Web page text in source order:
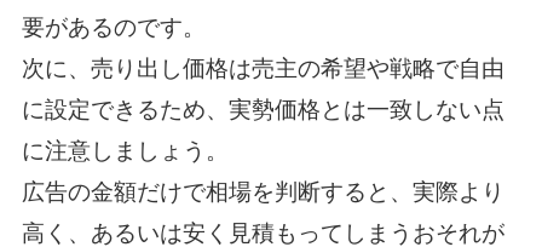
要があるのです。
次に、売り出し価格は売主の希望や戦略で自由
に設定できるため、実勢価格とは一致しない点
に注意しましょう。
広告の金額だけで相場を判断すると、実際より
高く、あるいは安く見積もってしまうおそれが